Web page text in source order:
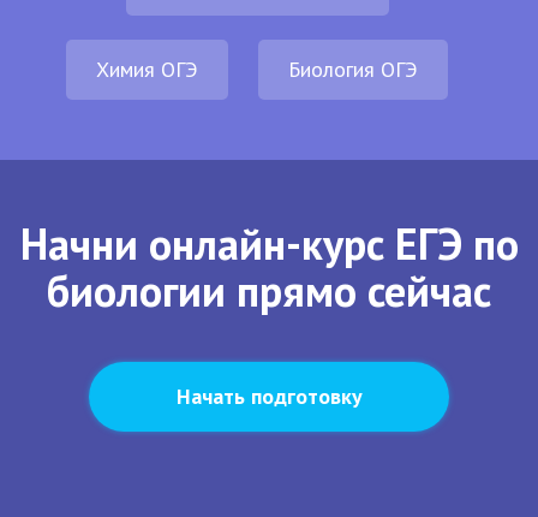
Химия ОГЭ Биология ОГЭ
Начни онлайн-курс ЕГЭ по
биологии прямо сейчас
Начать подготовку